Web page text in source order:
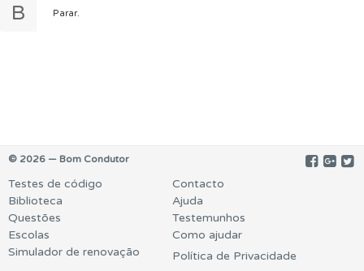
B Parar.
© 2026 — Bom Condutor
Testes de código
Biblioteca
Questões
Escolas
Simulador de renovação
Contacto
Ajuda
Testemunhos
Como ajudar
Política de Privacidade